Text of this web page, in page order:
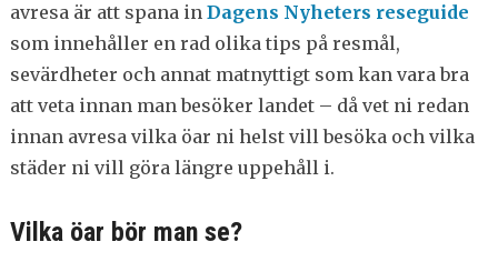
avresa är att spana in Dagens Nyheters reseguide
som innehåller en rad olika tips på resmål,
sevärdheter och annat matnyttigt som kan vara bra
att veta innan man besöker landet – då vet ni redan
innan avresa vilka öar ni helst vill besöka och vilka
städer ni vill göra längre uppehåll i.
Vilka öar bör man se?